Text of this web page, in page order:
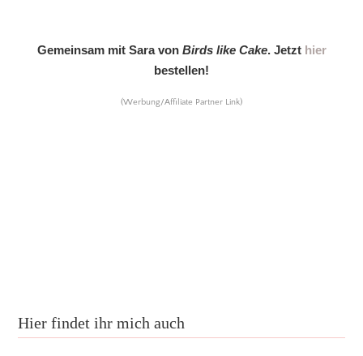
Gemeinsam mit Sara von Birds like Cake. Jetzt hier
bestellen!
(Werbung/Affiliate Partner Link)
Hier findet ihr mich auch